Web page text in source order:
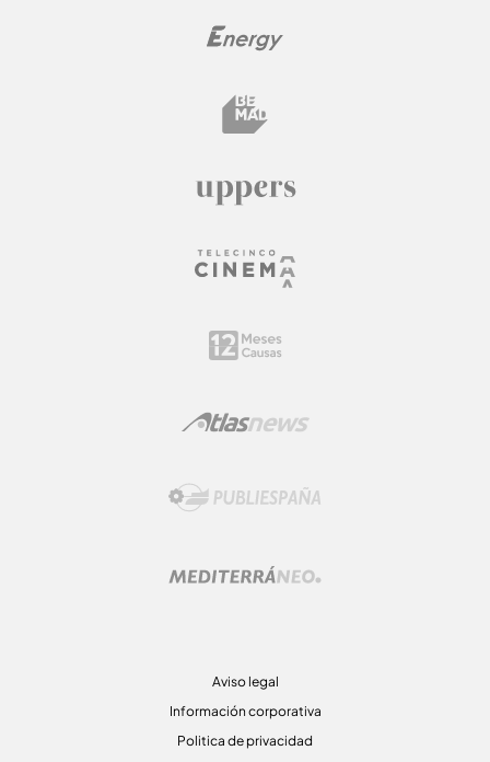
Aviso legal
Información corporativa
Politica de privacidad